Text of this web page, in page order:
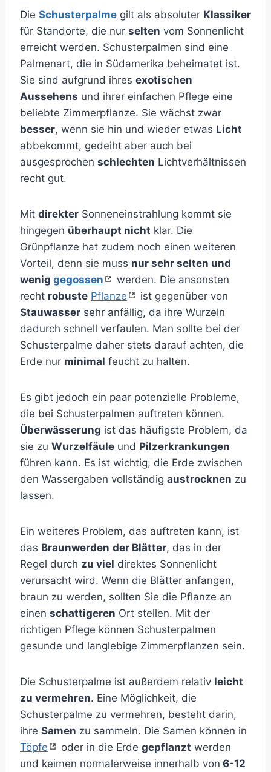
Die Schusterpalme gilt als absoluter Klassiker
für Standorte, die nur selten vom Sonnenlicht
erreicht werden. Schusterpalmen sind eine
Palmenart, die in Südamerika beheimatet ist.
Sie sind aufgrund ihres exotischen
Aussehens und ihrer einfachen Pflege eine
beliebte Zimmerpflanze. Sie wächst zwar
besser, wenn sie hin und wieder etwas Licht
abbekommt, gedeiht aber auch bei
ausgesprochen schlechten Lichtverhältnissen
recht gut.
Mit direkter Sonneneinstrahlung kommt sie
hingegen überhaupt nicht klar. Die
Grünpflanze hat zudem noch einen weiteren
Vorteil, denn sie muss nur sehr selten und
wenig gegossen
werden. Die ansonsten
recht robuste Pflanze
ist gegenüber von
Stauwasser sehr anfällig, da ihre Wurzeln
dadurch schnell verfaulen. Man sollte bei der
Schusterpalme daher stets darauf achten, die
Erde nur minimal feucht zu halten.
Es gibt jedoch ein paar potenzielle Probleme,
die bei Schusterpalmen auftreten können.
Überwässerung ist das häufigste Problem, da
sie zu Wurzelfäule und Pilzerkrankungen
führen kann. Es ist wichtig, die Erde zwischen
den Wassergaben vollständig austrocknen zu
lassen.
Ein weiteres Problem, das auftreten kann, ist
das Braunwerden der Blätter, das in der
Regel durch zu viel direktes Sonnenlicht
verursacht wird. Wenn die Blätter anfangen,
braun zu werden, sollten Sie die Pflanze an
einen schattigeren Ort stellen. Mit der
richtigen Pflege können Schusterpalmen
gesunde und langlebige Zimmerpflanzen sein.
Die Schusterpalme ist außerdem relativ leicht
zu vermehren. Eine Möglichkeit, die
Schusterpalme zu vermehren, besteht darin,
ihre Samen zu sammeln. Die Samen können in
Töpfe
oder in die Erde gepflanzt werden
und keimen normalerweise innerhalb von 6-12